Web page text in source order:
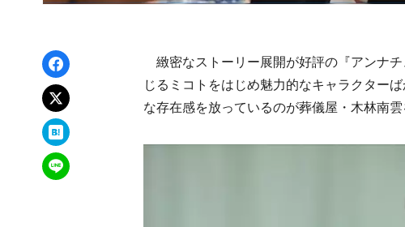
Facebookでシェア
xでポスト
はてなブックマーク
LINEで送る
緻密なストーリー展開が好評の『アンナ
じるミコトをはじめ魅力的なキャラクター
な存在感を放っているのが葬儀屋・木林南雲